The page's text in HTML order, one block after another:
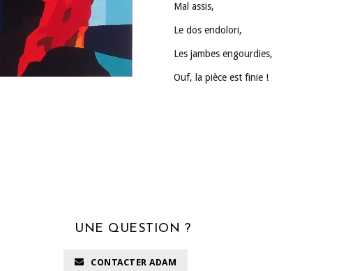
Mal assis,
Le dos endolori,
Les jambes engourdies,
Ouf, la pièce est finie !
UNE QUESTION ?
CONTACTER ADAM